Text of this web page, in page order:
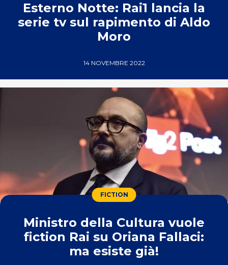
Esterno Notte: Rai1 lancia la
serie tv sul rapimento di Aldo
Moro
14 NOVEMBRE 2022
FICTION
Ministro della Cultura vuole
fiction Rai su Oriana Fallaci:
ma esiste già!